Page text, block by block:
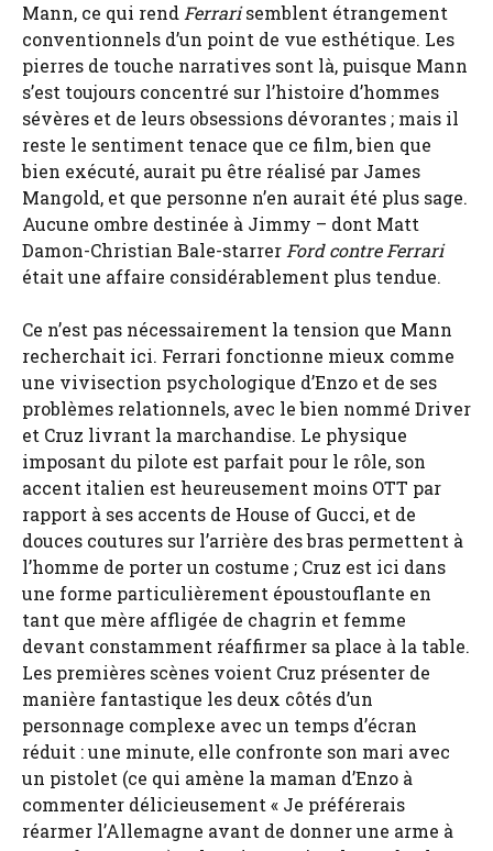
Mann, ce qui rendFerrarisemblent étrangement
conventionnels d’un point de vue esthétique. Les
pierres de touche narratives sont là, puisque Mann
s’est toujours concentré sur l’histoire d’hommes
sévères et de leurs obsessions dévorantes ; mais il
reste le sentiment tenace que ce film, bien que
bien exécuté, aurait pu être réalisé par James
Mangold, et que personne n’en aurait été plus sage.
Aucune ombre destinée à Jimmy – dont Matt
Damon-Christian Bale-starrerFord contre Ferrari
était une affaire considérablement plus tendue.
Ce n’est pas nécessairement la tension que Mann
recherchait ici. Ferrari fonctionne mieux comme
une vivisection psychologique d’Enzo et de ses
problèmes relationnels, avec le bien nommé Driver
et Cruz livrant la marchandise. Le physique
imposant du pilote est parfait pour le rôle, son
accent italien est heureusement moins OTT par
rapport à ses accents de House of Gucci, et de
douces coutures sur l’arrière des bras permettent à
l’homme de porter un costume ; Cruz est ici dans
une forme particulièrement époustouflante en
tant que mère affligée de chagrin et femme
devant constamment réaffirmer sa place à la table.
Les premières scènes voient Cruz présenter de
manière fantastique les deux côtés d’un
personnage complexe avec un temps d’écran
réduit : une minute, elle confronte son mari avec
un pistolet (ce qui amène la maman d’Enzo à
commenter délicieusement « Je préférerais
réarmer l’Allemagne avant de donner une arme à